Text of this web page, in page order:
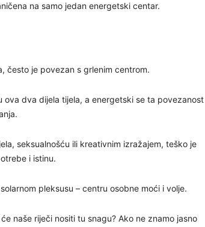
na samo jedan energetski centar.
često je povezan s grlenim centrom.
dva dijela tijela, a energetski se ta povezanost
seksualnošću ili kreativnim izražajem, teško je
i istinu.
pleksusu – centru osobne moći i volje.
naše riječi nositi tu snagu? Ako ne znamo jasno